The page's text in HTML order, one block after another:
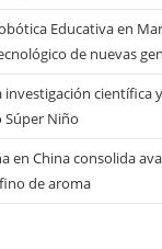
Educativa en
de nuevas
investigación científica
Súper Niño
en China consolida
de aroma